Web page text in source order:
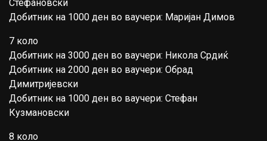
Стефановски
Добитник на 1000 ден во ваучери: Маријан Димов
7 коло
Добитник на 3000 ден во ваучери: Никола Срдиќ
Добитник на 2000 ден во ваучери: Обрад
Димитријевски
Добитник на 1000 ден во ваучери: Стефан
Кузмановски
8 коло